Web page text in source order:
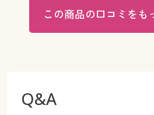
この商品の口コミをも
Q&A